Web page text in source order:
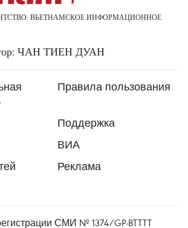
ВЬЕТНАМСКОЕ ИНФОРМАЦИОННОЕ
ЧАН ТИЕН ДУАН
Правила пользования
Поддержка
ВИА
Реклама
СМИ № 1374/GP-BTTTT